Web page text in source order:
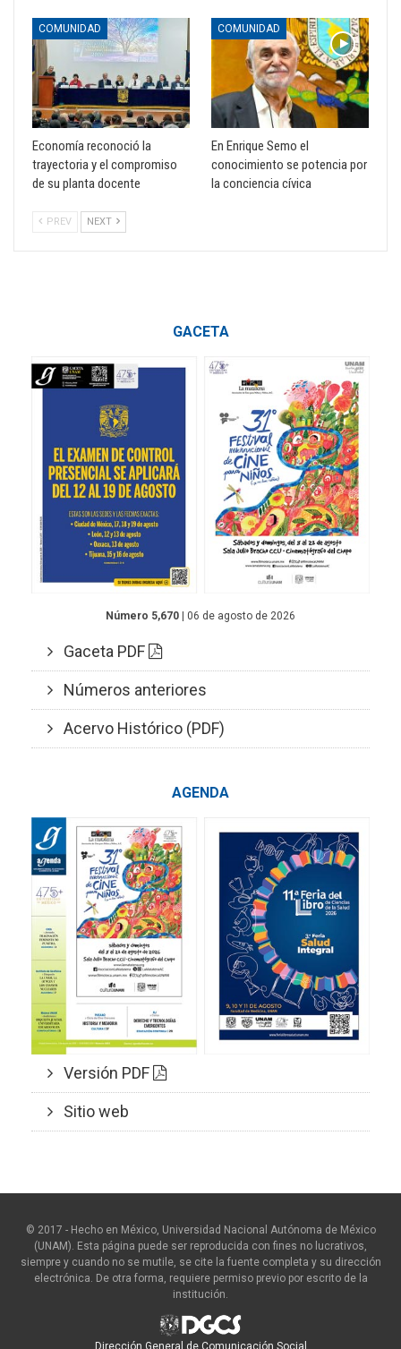
COMUNIDAD
Economía reconoció la
trayectoria y el compromiso
de su planta docente
COMUNIDAD
En Enrique Semo el
conocimiento se potencia por
la conciencia cívica
PREV NEXT
GACETA
Número 5,670 | 06 de agosto de 2026
Gaceta PDF
Números anteriores
Acervo Histórico (PDF)
AGENDA
Versión PDF
Sitio web
© 2017 - Hecho en México, Universidad Nacional Autónoma de México
(UNAM). Esta página puede ser reproducida con fines no lucrativos,
siempre y cuando no se mutile, se cite la fuente completa y su dirección
electrónica. De otra forma, requiere permiso previo por escrito de la
institución.